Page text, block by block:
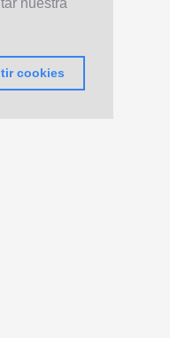
nuestra
cookies